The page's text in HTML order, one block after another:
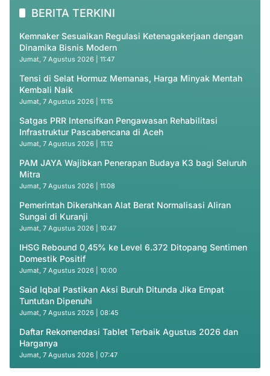
BERITA TERKINI
Kemnaker Sesuaikan Regulasi Ketenagakerjaan dengan
Dinamika Bisnis Modern
Jumat, 7 Agustus 2026 | 11:47
Tensi di Selat Hormuz Memanas, Harga Minyak Mentah
Kembali Naik
Jumat, 7 Agustus 2026 | 11:15
Satgas PRR Intensifkan Pengawasan Rehabilitasi
Infrastruktur Pascabencana di Aceh
Jumat, 7 Agustus 2026 | 11:12
PAM JAYA Wajibkan Penerapan Budaya K3 bagi Seluruh
Mitra
Jumat, 7 Agustus 2026 | 11:08
Pemerintah Dikerahkan Alat Berat Normalisasi Aliran
Sungai di Kuranji
Jumat, 7 Agustus 2026 | 10:47
IHSG Rebound 0,45% ke Level 6.372 Ditopang Sentimen
Domestik Positif
Jumat, 7 Agustus 2026 | 10:00
Said Iqbal Pastikan Aksi Buruh Ditunda Jika Empat
Tuntutan Dipenuhi
Jumat, 7 Agustus 2026 | 08:45
Daftar Rekomendasi Tablet Terbaik Agustus 2026 dan
Harganya
Jumat, 7 Agustus 2026 | 07:47